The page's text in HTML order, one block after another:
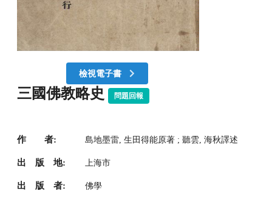
檢視電子書
三國佛教略史 問題回報
作 者: 島地墨雷, 生田得能原著 ; 聽雲, 海秋譯述
出 版 地: 上海市
出 版 者: 佛學